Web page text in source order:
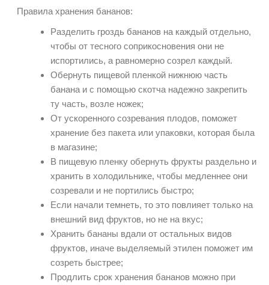
Правила хранения бананов:
Разделить гроздь бананов на каждый отдельно,
чтобы от тесного соприкосновения они не
испортились, а равномерно созрел каждый.
Обернуть пищевой пленкой нижнюю часть
банана и с помощью скотча надежно закрепить
ту часть, возле ножек;
От ускоренного созревания плодов, поможет
хранение без пакета или упаковки, которая была
в магазине;
В пищевую пленку обернуть фрукты раздельно и
хранить в холодильнике, чтобы медленнее они
созревали и не портились быстро;
Если начали темнеть, то это повлияет только на
внешний вид фруктов, но не на вкус;
Хранить бананы вдали от остальных видов
фруктов, иначе выделяемый этилен поможет им
созреть быстрее;
Продлить срок хранения бананов можно при